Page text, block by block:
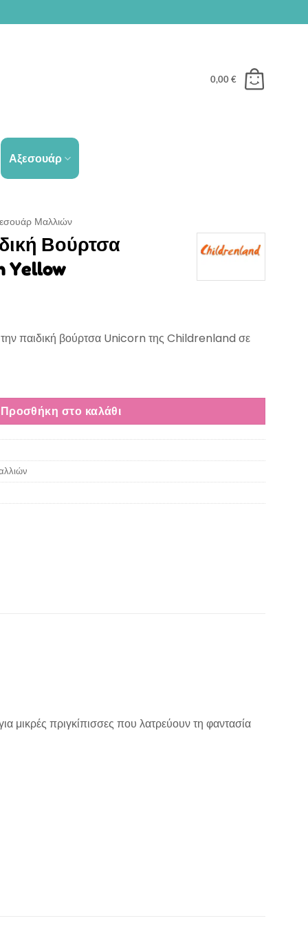
0,00€
Αξεσουάρ
Μαλλιών
Βούρτσα
Yellow
την παιδική βούρτσα Unicorn της Childrenland σε
Προσθήκη στο καλάθι
μικρές πριγκίπισσες που λατρεύουν τη φαντασία